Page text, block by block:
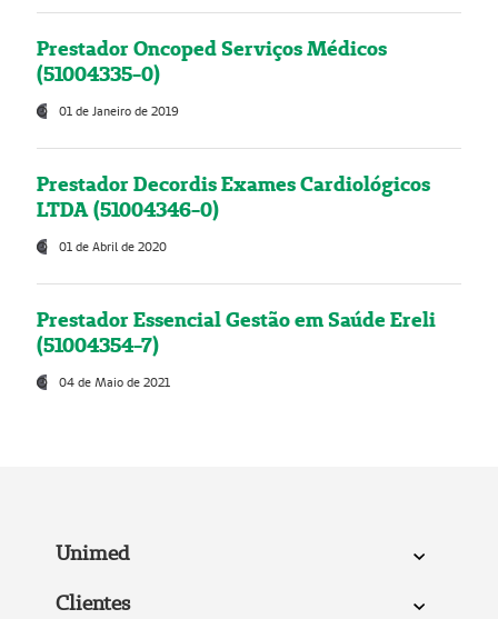
Prestador Oncoped Serviços Médicos
(51004335-0)
01 de Janeiro de 2019
Prestador Decordis Exames Cardiológicos
LTDA (51004346-0)
01 de Abril de 2020
Prestador Essencial Gestão em Saúde Ereli
(51004354-7)
04 de Maio de 2021
Unimed
Clientes